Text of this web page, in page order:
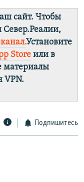
сайт. Чтобы
Север.Реалии,
Установите
Store или в
материалы
VPN.
Подпишитесь